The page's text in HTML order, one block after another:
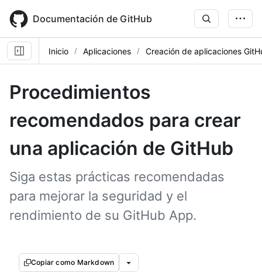
main
content
Documentación de GitHub
Inicio Aplicaciones Creación de aplicaciones
Procedimientos
recomendados para crear
una aplicación de GitHub
Siga estas prácticas recomendadas
para mejorar la seguridad y el
rendimiento de su GitHub App.
Copiar como Markdown